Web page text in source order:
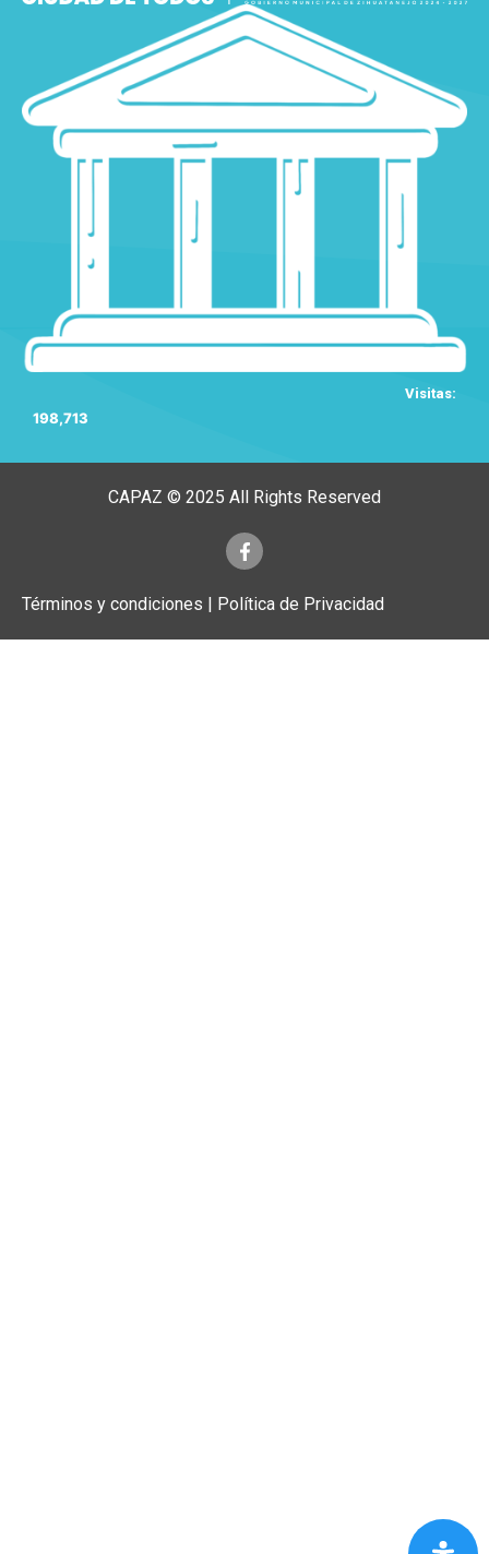
Visitas:
198,713
CAPAZ © 2025 All Rights Reserved
Términos y condiciones | Política de Privacidad